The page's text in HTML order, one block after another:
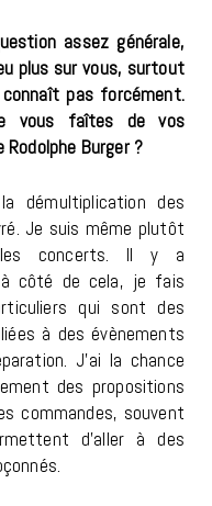
assez générale,
plus sur vous, surtout
pas forcément.
vous faîtes de vos
Burger ?
démultiplication des
Je suis même plutôt
les concerts. Il y a
côté de cela, je fais
qui sont des
à des évènements
J’ai la chance
des propositions
commandes, souvent
d’aller à des